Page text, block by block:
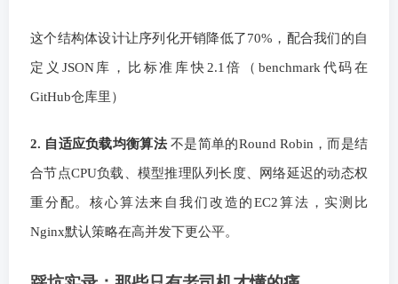
这个结构体设计让序列化开销降低了70%，配合我们的自
定义JSON库，比标准库快2.1倍（benchmark代码在
GitHub仓库里）
2. 自适应负载均衡算法不是简单的Round Robin，而是结
合节点CPU负载、模型推理队列长度、网络延迟的动态权
重分配。核心算法来自我们改造的EC2算法，实测比
Nginx默认策略在高并发下更公平。